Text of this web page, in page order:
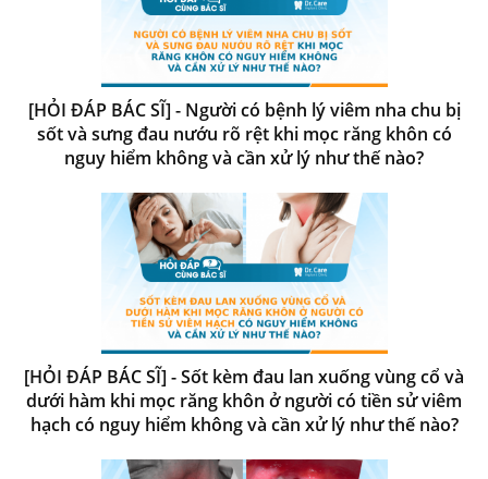
[HỎI ĐÁP BÁC SĨ] - Người có bệnh lý viêm nha chu bị
sốt và sưng đau nướu rõ rệt khi mọc răng khôn có
nguy hiểm không và cần xử lý như thế nào?
[HỎI ĐÁP BÁC SĨ] - Sốt kèm đau lan xuống vùng cổ và
dưới hàm khi mọc răng khôn ở người có tiền sử viêm
hạch có nguy hiểm không và cần xử lý như thế nào?